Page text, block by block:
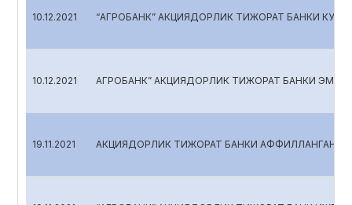
10.12.2021 “АГРОБАНК” АКЦИЯДОРЛИК ТИЖОРАТ БАНКИ
10.12.2021 АГРОБАНК” АКЦИЯДОРЛИК ТИЖОРАТ БАНКИ
19.11.2021 АКЦИЯДОРЛИК ТИЖОРАТ БАНКИ АФФИЛЛАНГАН